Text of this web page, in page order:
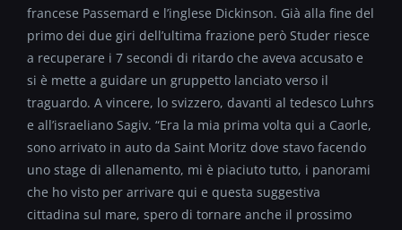
francese Passemard e l’inglese Dickinson. Già alla fine del
primo dei due giri dell’ultima frazione però Studer riesce
a recuperare i 7 secondi di ritardo che aveva accusato e
si è mette a guidare un gruppetto lanciato verso il
traguardo. A vincere, lo svizzero, davanti al tedesco Luhrs
e all’israeliano Sagiv. “Era la mia prima volta qui a Caorle,
sono arrivato in auto da Saint Moritz dove stavo facendo
uno stage di allenamento, mi è piaciuto tutto, i panorami
che ho visto per arrivare qui e questa suggestiva
cittadina sul mare, spero di tornare anche il prossimo